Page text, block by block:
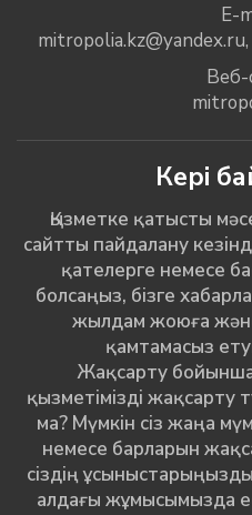
E-
mitropolia.kz@yandex.ru,
Веб-
Кері
Қызметке қатысты
сайтты пайдалану
қателерге немесе
болсаңыз, бізге
жылдам жоюға
қамтамасыз
Жақсарту бойынша
қызметімізді
ма? Мүмкін сіз жаңа
немесе барларын
сіздің
алдағы жұмысымызда